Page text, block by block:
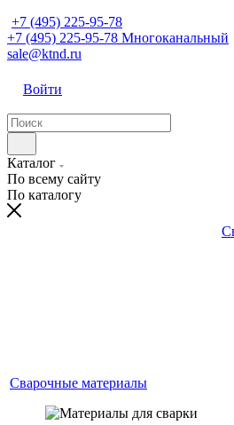
+7 (495) 225-95-78
+7 (495) 225-95-78 Многоканальный
sale@ktnd.ru
Войти
Каталог
По всему сайту
По каталогу
Сварочные материалы